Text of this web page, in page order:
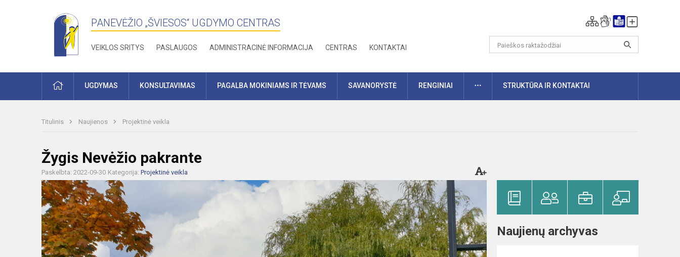
PANEVĖŽIO „ŠVIESOS“ UGDYMO CENTRAS
VEIKLOS SRITYS PASLAUGOS ADMINISTRACINĖ INFORMACIJA CENTRAS KONTAKTAI
PRADŽIAUGDYMAS KONSULTAVIMAS PAGALBA MOKINIAMS IR TĖVAMS SAVANORYSTĖ RENGINIAI DAUGIAUSTRUKTŪRA IR KONTAKTAI
Titulinis Naujienos Projektinė veikla
Žygis Nevėžio pakrante
Paskelbta: 2022-09-30 Kategorija: Projektinė veikla
Naujienų archyvas